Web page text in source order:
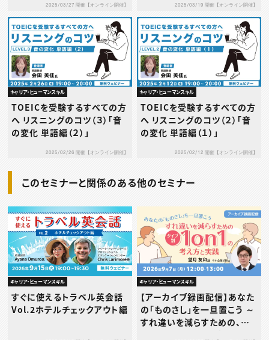
2025/03/27 開催【オンライン開催】 2025/03/19 開催【オンライン開催】
キャリア・ヒューマンスキル
TOEICを受験するすべての方
へ リスニングのコツ（３）「音
の変化 単語編（２）」
2025/02/26 開催【オンライン開催】
キャリア・ヒューマンスキル
TOEICを受験するすべての方
へ リスニングのコツ（２）「音
の変化 単語編（１）」
2025/02/12 開催【オンライン開催】
このセミナーと関係のある他のセミナー
キャリア・ヒューマンスキル
すぐに使えるトラベル英会話
Vol.2ホテルチェックアウト編
キャリア・ヒューマンスキル
【アーカイブ録画配信】あなた
の「ものさし」を一旦置こう ～
すれ違いを減らすための、タ